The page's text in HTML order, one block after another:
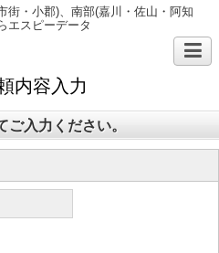
街・小郡)、南部(嘉川・佐山・阿知
エスピーデータ
内容入力
入力ください。